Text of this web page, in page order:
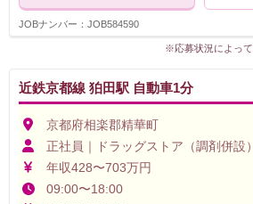
JOBナンバー：JOB584590
※応募状況によって
近鉄京都線 狛田駅 自動車1分
京都府相楽郡精華町
正社員｜ドラッグストア（調剤併設）
年収428〜703万円
09:00〜18:00